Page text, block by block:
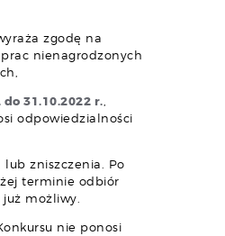
zgodę na
nienagrodzonych
do 31.10.2022 r.
odpowiedzialności
lub zniszczenia. Po
terminie odbiór
możliwy.
nie ponosi